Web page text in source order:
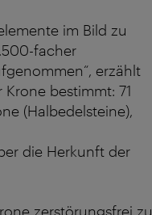
im Bild zu
facher
erzählt
bestimmt: 71
(Halbedelsteine),
die Herkunft der
zerstörungsfrei zu